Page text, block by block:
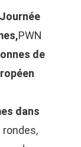
PWN
de
dans
rondes,